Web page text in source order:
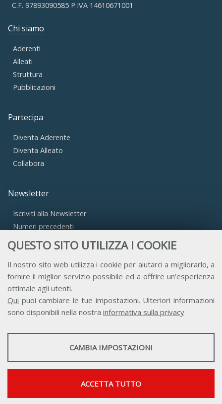
QUESTO SITO UTILIZZA I COOKIE
Il nostro sito web utilizza i cookie per aiutarci a migliorarlo, a
fornire il miglior servizio possibile ed a offrire un'esperienza
ottimale agli utenti.
Qui puoi cambiare le tue impostazioni. Ulteriori informazioni
sono disponibili nella nostra informativa sulla privacy
STATISTICHE
Mostra maggiori informazioni
Google Analytics
CAMBIA IMPOSTAZIONI
ACCETTA TUTTO
C.F. 97893090585 P.IVA 14610671001
Chi siamo
Aderenti
Alleati
Struttura
Pubblicazioni
Partecipa
Diventa Aderente
Diventa Alleato
Collabora
Newsletter
Iscriviti alla Newsletter
Numeri precedenti
Accesso Aderenti
Accesso Consulta
Accesso Team
Contatti Privacy Trasparenza Credits